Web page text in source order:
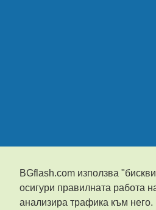
BGflash.com използва
осигури правилната работа
анализира трафика към него.